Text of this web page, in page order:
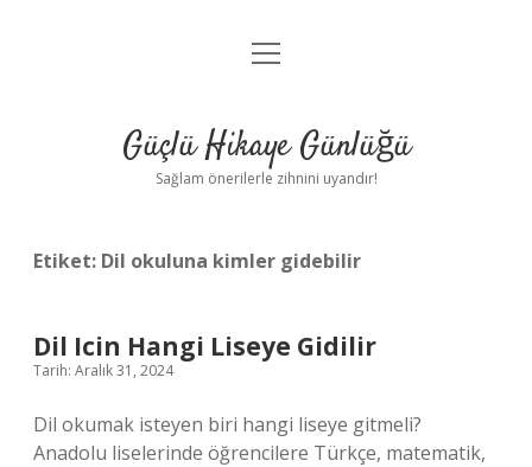
Anasayfa
Yasal Uyarı
menüyü
Güçlü Hikaye Günlüğü
Sağlam önerilerle zihnini uyandır!
Etiket: Dil okuluna kimler gidebilir
Dil Icin Hangi Liseye Gidilir
Tarih: Aralık 31, 2024
Dil okumak isteyen biri hangi liseye gitmeli?
Anadolu liselerinde öğrencilere Türkçe, matematik,